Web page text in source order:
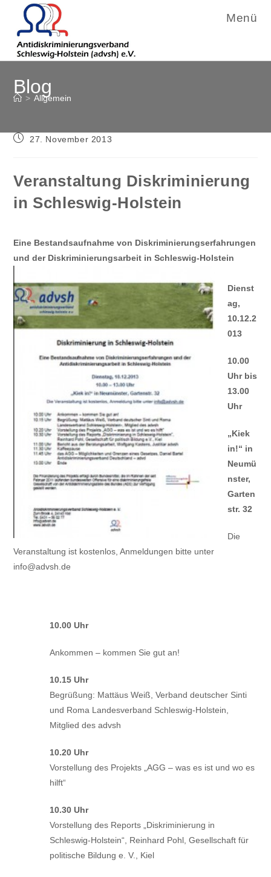
Inhalt
springen
Menü
Blog
> Allgemein
Beitrag27. November 2013
Veranstaltung Diskriminierung
in Schleswig-Holstein
Eine Bestandsaufnahme von Diskriminierungserfahrungen
und der Diskriminierungsarbeit in Schleswig-Holstein
Dienst
ag,
10.12.2
013
10.00
Uhr bis
13.00
Uhr
„Kiek
in!“ in
Neumü
nster,
Garten
str. 32
Die
Veranstaltung ist kostenlos, Anmeldungen bitte unter
info@advsh.de
10.00 Uhr
Ankommen – kommen Sie gut an!
10.15 Uhr
Begrüßung: Mattäus Weiß, Verband deutscher Sinti
und Roma Landesverband Schleswig-Holstein,
Mitglied des advsh
10.20 Uhr
Vorstellung des Projekts „AGG – was es ist und wo es
hilft“
10.30 Uhr
Vorstellung des Reports „Diskriminierung in
Schleswig-Holstein“, Reinhard Pohl, Gesellschaft für
politische Bildung e. V., Kiel